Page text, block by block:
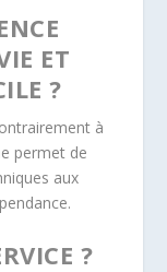
ET
?
à
permet de
aux
?